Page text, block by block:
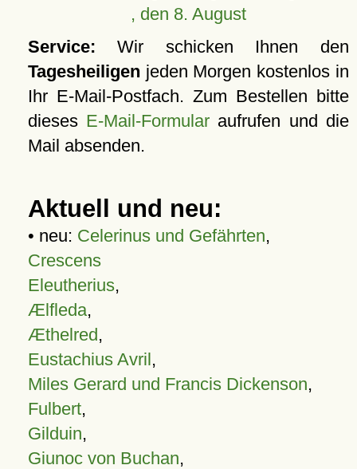
, den 8. August
Service: Wir schicken Ihnen den
Tagesheiligen jeden Morgen kostenlos in
Ihr E-Mail-Postfach. Zum Bestellen bitte
dieses E-Mail-Formular aufrufen und die
Mail absenden.
Aktuell und neu:
• neu: Celerinus und Gefährten,
Crescens
Eleutherius,
Ælfleda,
Æthelred,
Eustachius Avril,
Miles Gerard und Francis Dickenson,
Fulbert,
Gilduin,
Giunoc von Buchan,